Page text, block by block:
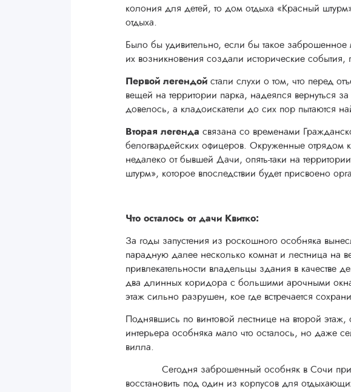
колония для детей, то дом отдыха «Красный
отдыха.
Было бы удивительно, если бы такое
их возникновения создали исторические
Первой легендой стали слухи о том, что перед
вещей на территории парка, надеялся вернуться
довелось, а кладоискатели до сих пор пытаются
Вторая легенда связана со временами
белогвардейских офицеров. Окруженные отрядом
недалеко от бывшей Дачи, опять-таки на
штурм», которое впоследствии будет присвоено
Что осталось от дачи Квитко:
За годы запустения из роскошного особняка
парадную далее несколько комнат и лестница на
привлекательности владельцы здания в качестве
два длинных коридора с большими арочными
этаж сильно разрушен, кое где встречается
Поднявшись по винтовой лестнице на второй
интерьера особняка мало что осталось, но даже
вилла.
Сегодня заброшенный особняк в Сочи
восстановить под один из корпусов для